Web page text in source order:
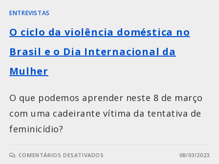
ENTREVISTAS
O ciclo da violência doméstica no
Brasil e o Dia Internacional da
Mulher
O que podemos aprender neste 8 de março
com uma cadeirante vítima da tentativa de
feminicídio?
COMENTÁRIOS DESATIVADOS 08/03/2023